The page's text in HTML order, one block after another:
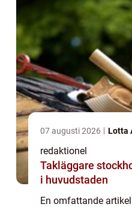
07 augusti 2026 Lotta
redaktionel
Takläggare stockholm tryggt
i huvudstaden
En omfattande